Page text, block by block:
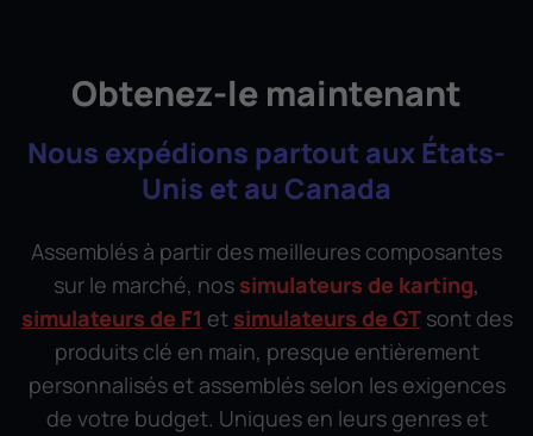
Obtenez-le maintenant
Nous expédions partout aux États-
Unis et au Canada
Assemblés à partir des meilleures composantes
sur le marché, nos simulateurs de karting,
simulateurs de F1 et simulateurs de GTsont des
produits clé en main, presque entièrement
personnalisés et assemblés selon les exigences
de votre budget. Uniques en leurs genres et